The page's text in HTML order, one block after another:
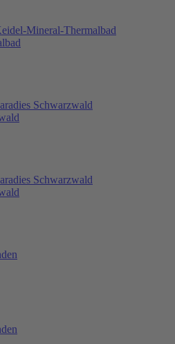
Mineral-Thermalbad
Schwarzwald
Schwarzwald